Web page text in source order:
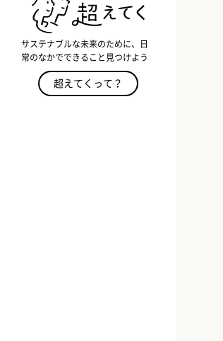
サステナブルな未来のために、日
常のなかでできること見つけよう
超えてくって？